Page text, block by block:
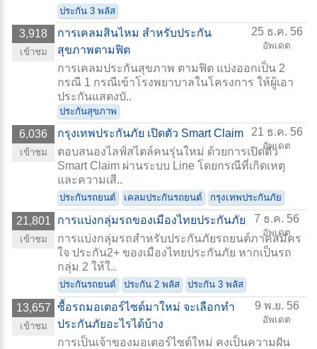
ประกัน 3 พลัส
3,918
เข้าชม
การเคลมสินไหม สำหรับประกัน
สุขภาพตามฟิต
25 ธ.ค. 56
อัพเดต
การเคลมประกันสุขภาพ ตามฟิต แบ่งออกเป็น 2
กรณี 1 กรณีเข้าโรงพยาบาลในโครงการ ให้ผู้เอา
ประกันแสดงบั..
ประกันสุขภาพ
6,036
เข้าชม
กรุงเทพประกันภัย เปิดตัว Smart Claim 21 ธ.ค. 56
อัพเดต
ตอบสนองไลฟ์สไตล์คนรุ่นใหม่ ด้วยการเปิดตัว
Smart Claim ผ่านระบบ Line โดยกรณีที่เกิดเหตุ
และความเสี..
ประกันรถยนต์ เคลมประกันรถยนต์ กรุงเทพประกันภัย
21,801
เข้าชม
การแบ่งกลุ่มรถของเมืองไทยประกันภัย 7 ธ.ค. 56
อัพเดต
การแบ่งกลุ่มรถสำหรับประกันภัยรถยนต์ภาคสมัคร
ใจ ประกัน2+ ของเมืองไทยประกันภัย หากเป็นรถ
กลุ่ม 2 ให้ใ..
ประกันรถยนต์ ประกัน 2 พลัส ประกัน 3 พลัส
13,657
เข้าชม
ซื้อรถมอเตอร์ไซต์มาใหม่ จะเลือกทำ
ประกันภัยอะไรได้บ้าง
9 พ.ย. 56
อัพเดต
การเป็นเจ้าของมอเตอร์ไซต์ใหม่ คงเป็นความฝัน